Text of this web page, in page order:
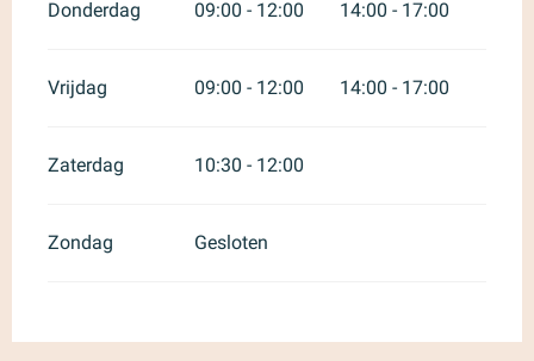
Donderdag 09:00 - 12:00 14:00 - 17:00
Vrijdag 09:00 - 12:00 14:00 - 17:00
Zaterdag 10:30 - 12:00
Zondag Gesloten